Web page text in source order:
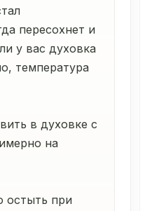
пересохнет и
у вас духовка
температура
в духовке с
на
остыть при